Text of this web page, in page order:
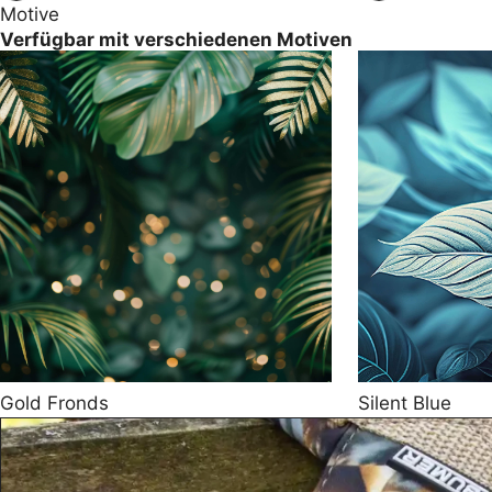
Motive
Verfügbar mit verschiedenen Motiven
Gold Fronds Silent Blue